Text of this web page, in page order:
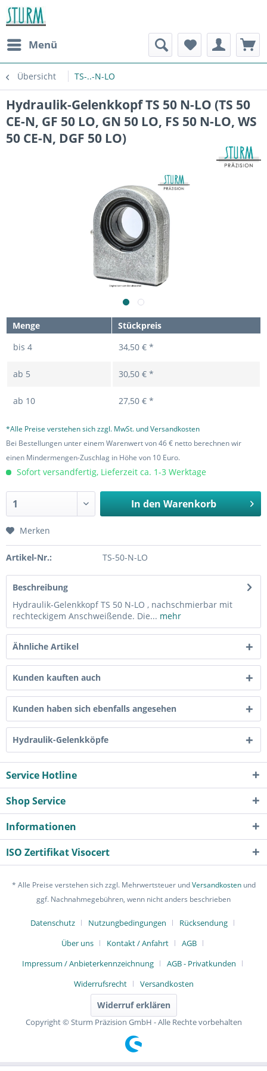
Menü
Übersicht TS-..-N-LO
Hydraulik-Gelenkkopf TS 50 N-LO (TS 50
CE-N, GF 50 LO, GN 50 LO, FS 50 N-LO, WS
50 CE-N, DGF 50 LO)
Menge
Stückpreis
bis 4 34,50 € *
ab 5 30,50 € *
ab 10 27,50 € *
*Alle Preise verstehen sich zzgl. MwSt. und Versandkosten
Bei Bestellungen unter einem Warenwert von 46 € netto berechnen wir
einen Mindermengen-Zuschlag in Höhe von 10 Euro.
Sofort versandfertig, Lieferzeit ca. 1-3 Werktage
In den Warenkorb
Merken
Artikel-Nr.: TS-50-N-LO
Beschreibung
Hydraulik-Gelenkkopf TS 50 N-LO , nachschmierbar mit
rechteckigem Anschweißende. Die... mehr
Ähnliche Artikel
Kunden kauften auch
Kunden haben sich ebenfalls angesehen
Hydraulik-Gelenkköpfe
Service Hotline
Shop Service
Informationen
ISO Zertifikat Visocert
* Alle Preise verstehen sich zzgl. Mehrwertsteuer undVersandkostenund
ggf. Nachnahmegebühren, wenn nicht anders beschrieben
Datenschutz Nutzungbedingungen
Rücksendung
Über uns
Kontakt / Anfahrt
AGB
Impressum / Anbieterkennzeichnung
AGB - Privatkunden
Widerrufsrecht
Versandkosten
Widerruf erklären
Copyright © Sturm Präzision GmbH - Alle Rechte vorbehalten